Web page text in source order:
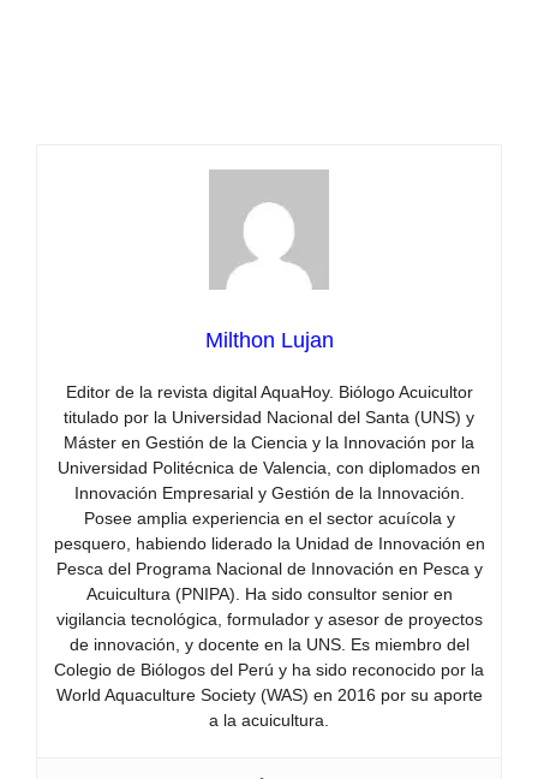
Milthon Lujan
Editor de la revista digital AquaHoy. Biólogo Acuicultor
titulado por la Universidad Nacional del Santa (UNS) y
Máster en Gestión de la Ciencia y la Innovación por la
Universidad Politécnica de Valencia, con diplomados en
Innovación Empresarial y Gestión de la Innovación.
Posee amplia experiencia en el sector acuícola y
pesquero, habiendo liderado la Unidad de Innovación en
Pesca del Programa Nacional de Innovación en Pesca y
Acuicultura (PNIPA). Ha sido consultor senior en
vigilancia tecnológica, formulador y asesor de proyectos
de innovación, y docente en la UNS. Es miembro del
Colegio de Biólogos del Perú y ha sido reconocido por la
World Aquaculture Society (WAS) en 2016 por su aporte
a la acuicultura.